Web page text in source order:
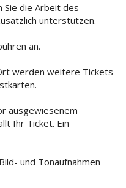
Sie die Arbeit des
unterstützen.
an.
werden weitere Tickets
ausgewiesenem
Ihr Ticket. Ein
und Tonaufnahmen